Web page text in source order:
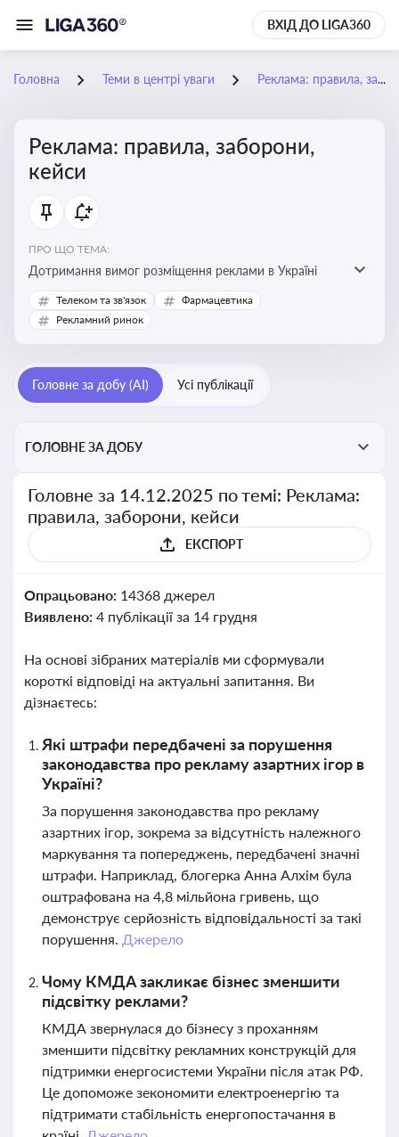
ВХІД ДО LIGA360
Головна Теми в центрі уваги Реклама: правила, заборони, кейси
Реклама: правила, заборони,
кейси
ПРО ЩО ТЕМА:
Дотримання вимог розміщення реклами в Україні
Телеком та зв'язок
Фармацевтика
Рекламний ринок
Головне за добу (AI) Усі публікації
ГОЛОВНЕ ЗА ДОБУ
Головне за 14.12.2025 по темі: Реклама:
правила, заборони, кейси
ЕКСПОРТ
Опрацьовано: 14368 джерел
Виявлено: 4 публікації за 14 грудня
На основі зібраних матеріалів ми сформували
короткі відповіді на актуальні запитання. Ви
дізнаєтесь:
Які штрафи передбачені за порушення
законодавства про рекламу азартних ігор в
Україні?
За порушення законодавства про рекламу
азартних ігор, зокрема за відсутність належного
маркування та попереджень, передбачені значні
штрафи. Наприклад, блогерка Анна Алхім була
оштрафована на 4,8 мільйона гривень, що
демонструє серйозність відповідальності за такі
порушення. Джерело
Чому КМДА закликає бізнес зменшити
підсвітку реклами?
КМДА звернулася до бізнесу з проханням
зменшити підсвітку рекламних конструкцій для
підтримки енергосистеми України після атак РФ.
Це допоможе зекономити електроенергію та
підтримати стабільність енергопостачання в